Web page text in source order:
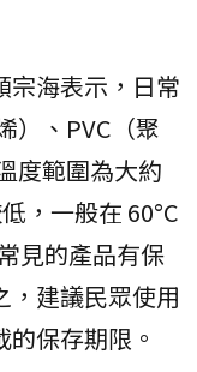
宗海表示，日常
）、PVC（聚
度範圍為大約
，一般在 60°C
見的產品有保
，建議民眾使用
保存期限。